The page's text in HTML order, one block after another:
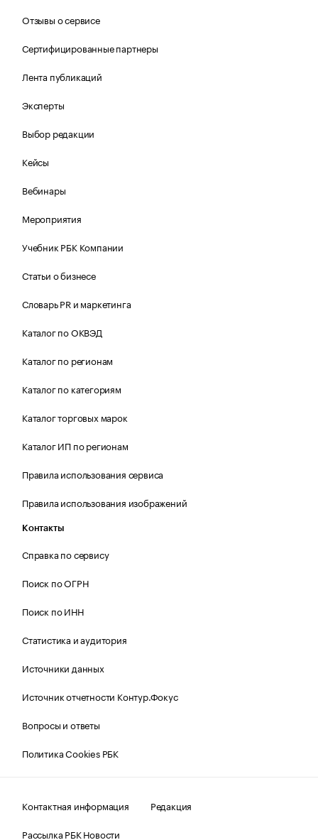
Отзывы о сервисе
Сертифицированные партнеры
Лента публикаций
Эксперты
Выбор редакции
Кейсы
Вебинары
Мероприятия
Учебник РБК Компании
Статьи о бизнесе
Словарь PR и маркетинга
Каталог по ОКВЭД
Каталог по регионам
Каталог по категориям
Каталог торговых марок
Каталог ИП по регионам
Правила использования сервиса
Правила использования изображений
Контакты
Справка по сервису
Поиск по ОГРН
Поиск по ИНН
Статистика и аудитория
Источники данных
Источник отчетности Контур.Фокус
Вопросы и ответы
Политика Cookies РБК
Контактная информация
Редакция
Рассылка РБК Новости